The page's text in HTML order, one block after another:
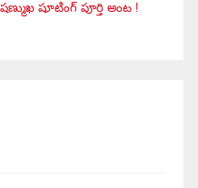
షూటింగ్ పూర్తి అంట !